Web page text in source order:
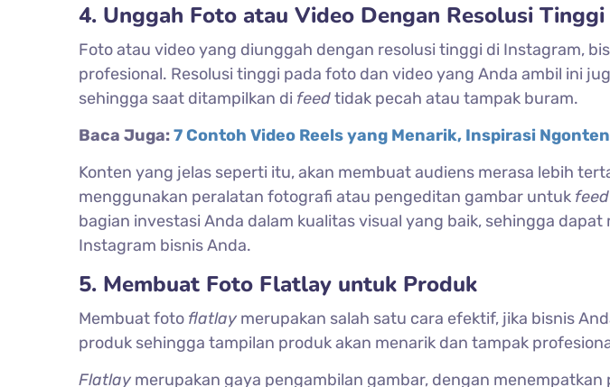
4. Unggah Foto atau Video Dengan Resolusi Tinggi
Foto atau video yang diunggah dengan resolusi tinggi di Instagram,
profesional. Resolusi tinggi pada foto dan video yang Anda ambil ini
sehingga saat ditampilkan di feedtidak pecah atau tampak buram.
Baca Juga:7 Contoh Video Reels yang Menarik, Inspirasi
Konten yang jelas seperti itu, akan membuat audiens merasa lebih
menggunakan peralatan fotografi atau pengeditan gambar untuk feed
bagian investasi Anda dalam kualitas visual yang baik, sehingga
Instagram bisnis Anda.
5. Membuat Foto Flatlay untuk Produk
Membuat foto flatlay merupakan salah satu cara efektif, jika bisnis
produk sehingga tampilan produk akan menarik dan tampak
Flatlay merupakan gaya pengambilan gambar, dengan